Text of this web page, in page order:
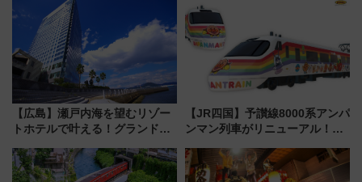
族旅行！ 深夜の正丸トンネル探
検や特急ラビューも
やり＆スタミナグルメ」6選【新
店舗も！】
【広島】瀬戸内海を望むリゾー
トホテルで叶える！グランドプ
ディング＆カジュアルパーティ
ープラン
【JR四国】予讃線8000系アンパ
ンマン列車がリニューアル！内
今年12月